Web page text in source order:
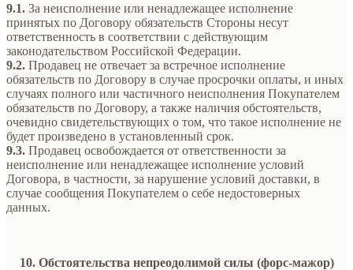
9.1. За неисполнение или ненадлежащее исполнение
принятых по Договору обязательств Стороны несут
ответственность в соответствии с действующим
законодательством Российской Федерации.
9.2. Продавец не отвечает за встречное исполнение
обязательств по Договору в случае просрочки оплаты, и иных
случаях полного или частичного неисполнения Покупателем
обязательств по Договору, а также наличия обстоятельств,
очевидно свидетельствующих о том, что такое исполнение не
будет произведено в установленный срок.
9.3. Продавец освобождается от ответственности за
неисполнение или ненадлежащее исполнение условий
Договора, в частности, за нарушение условий доставки, в
случае сообщения Покупателем о себе недостоверных
данных.
10. Обстоятельства непреодолимой силы (форс-мажор)